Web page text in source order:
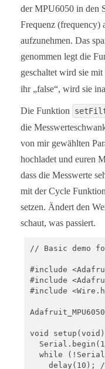
der MPU6050 in den
Frequenz (frequency)
aufzunehmen. Das
genommen legt die
geschaltet wird sie mit
ihr „false“, wird sie
Die Funktion
die
von mir gewählten
hochladet und euren
dass die Messwerte
mit der Cycle
setzen. Ändert den
schaut, was passiert.
// Basic demo
#include
#include
#include
void
while
delay(10);